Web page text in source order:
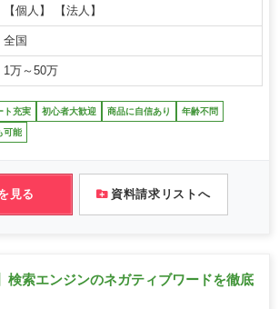
【個人】 【法人】
全国
1万～50万
ト充実 初心者大歓迎 商品に自信あり 年齢不問
可能
見る 資料請求リストへ
検索エンジンのネガティブワードを徹底